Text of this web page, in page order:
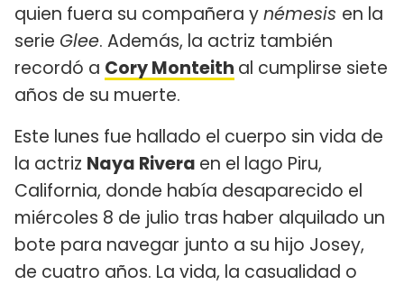
quien fuera su compañera ynémesis en la
serie Glee. Además, la actriz también
recordó a Cory Monteith al cumplirse siete
años de su muerte.
Este lunes fue hallado el cuerpo sin vida de
la actriz Naya Rivera en el lago Piru,
California, donde había desaparecido el
miércoles 8 de julio tras haber alquilado un
bote para navegar junto a su hijo Josey,
de cuatro años. La vida, la casualidad o